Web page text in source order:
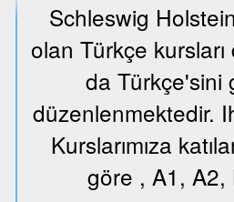
Schleswig
olan Türkçe
da Türkçe'sini
düzenlenmektedir.
Kurslarımıza
göre , A1, A2,